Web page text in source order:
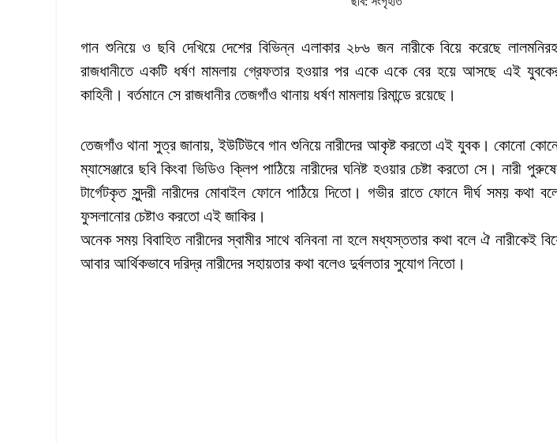
গান শুনিয়ে ও ছবি দেখিয়ে দেশের বিভিন্ন এলাকার ২৮৬ জন নারীকে বিয়ে করেছে
রাজধানীতে একটি ধর্ষণ মামলায় গ্রেফতার হওয়ার পর একে একে বের হয়ে আসছে এই
কাহিনী। বর্তমানে সে রাজধানীর তেজগাঁও থানায় ধর্ষণ মামলায় রিমান্ডে রয়েছে।
তেজগাঁও থানা সুত্র জানায়, ইউটিউবে গান শুনিয়ে নারীদের আকৃষ্ট করতো এই যুবক। কোনো
ম্যাসেঞ্জারে ছবি কিংবা ভিডিও ক্লিপ পাঠিয়ে নারীদের ঘনিষ্ট হওয়ার চেষ্টা করতো সে। নারী
টার্গেটকৃত সুন্দরী নারীদের মোবাইল ফোনে পাঠিয়ে দিতো। গভীর রাতে ফোনে দীর্ঘ সময় কথা
ফুসলানোর চেষ্টাও করতো এই জাকির।
অনেক সময় বিবাহিত নারীদের স্বামীর সাথে বনিবনা না হলে মধ্যস্ততার কথা বলে ঐ নারীকেই
আবার আর্থিকভাবে দরিদ্র নারীদের সহায়তার কথা বলেও দুর্বলতার সুযোগ নিতো।